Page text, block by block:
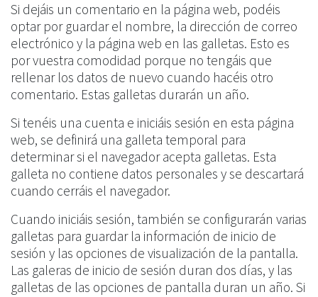
Si dejáis un comentario en la página web, podéis
optar por guardar el nombre, la dirección de correo
electrónico y la página web en las galletas. Esto es
por vuestra comodidad porque no tengáis que
rellenar los datos de nuevo cuando hacéis otro
comentario. Estas galletas durarán un año.
Si tenéis una cuenta e iniciáis sesión en esta página
web, se definirá una galleta temporal para
determinar si el navegador acepta galletas. Esta
galleta no contiene datos personales y se descartará
cuando cerráis el navegador.
Cuando iniciáis sesión, también se configurarán varias
galletas para guardar la información de inicio de
sesión y las opciones de visualización de la pantalla.
Las galeras de inicio de sesión duran dos días, y las
galletas de las opciones de pantalla duran un año. Si